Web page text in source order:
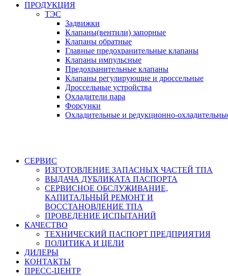
ПРОДУКЦИЯ
ТЭС
Задвижки
Клапаны(вентили) запорные
Клапаны обратные
Главные предохранительные клапаны
Клапаны импульсные
Предохранительные клапаны
Клапаны регулирующие и дроссельные
Дроссельные устройства
Охладители пара
Форсунки
Охладительные и редукционно-
СЕРВИС
ИЗГОТОВЛЕНИЕ ЗАПАСНЫХ ЧАСТЕЙ ТПА
ВЫДАЧА ДУБЛИКАТА ПАСПОРТА
СЕРВИСНОЕ ОБСЛУЖИВАНИЕ,
КАПИТАЛЬНЫЙ РЕМОНТ И
ВОССТАНОВЛЕНИЕ ТПА
ПРОВЕДЕНИЕ ИСПЫТАНИЙ
КАЧЕСТВО
ТЕХНИЧЕСКИЙ ПАСПОРТ ПРЕДПРИЯТИЯ
ПОЛИТИКА И ЦЕЛИ
ДИЛЕРЫ
КОНТАКТЫ
ПРЕСС-ЦЕНТР